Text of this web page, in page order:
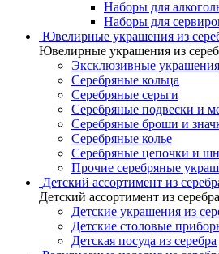
Наборы для
Наборы для
Ювелирные украшения из
Ювелирные украшения из
Эксклюзивные украшения
Серебряные кольца
Серебряные серьги
Серебряные подвески и
Серебряные броши и
Серебряные колье
Серебряные цепочки и
Прочие серебряные
Детский ассортимент из
Детский ассортимент из серебра
Детские украшения из
Детские столовые
Детская посуда из серебра